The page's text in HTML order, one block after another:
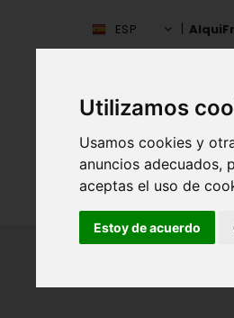
Utilizamos
Usamos cookies y
anuncios adecuados,
aceptas el uso de
Estoy de acuerdo
ESP
ESPAÑA